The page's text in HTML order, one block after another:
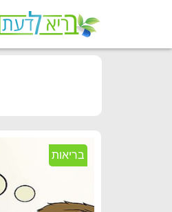
בריאות